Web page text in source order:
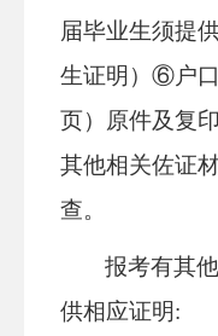
届毕业生须提
生证明）⑥户
页）原件及复
其他相关佐证
查。
报考有其
供相应证明: